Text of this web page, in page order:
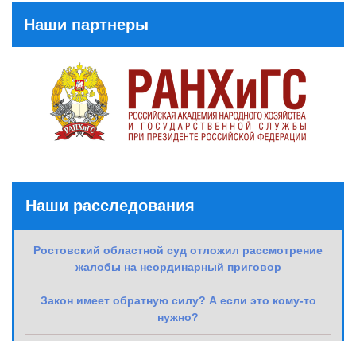
Наши партнеры
Наши расследования
Ростовский областной суд отложил рассмотрение
жалобы на неординарный приговор
Закон имеет обратную силу? А если это кому-то
нужно?